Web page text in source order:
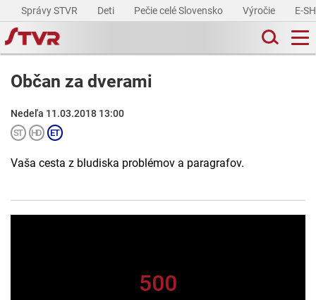
Správy STVR Deti Pečie celé Slovensko Výročie E-
Občan za dverami
Nedeľa 11.03.2018 13:00
Vaša cesta z bludiska problémov a paragrafov.